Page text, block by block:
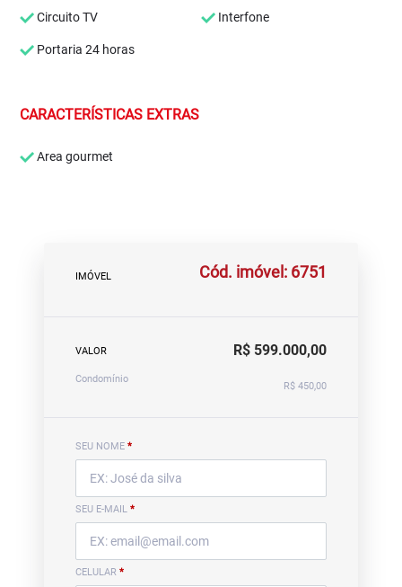
Circuito TV Interfone
Portaria 24 horas
CARACTERÍSTICAS EXTRAS
Area gourmet
IMÓVEL Cód. imóvel: 6751
VALOR R$ 599.000,00
Condomínio
R$ 450,00
SEU NOME *
SEU E-MAIL *
CELULAR *